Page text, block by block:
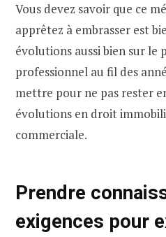
Vous devez savoir que ce
apprêtez à embrasser est
évolutions aussi bien sur le
professionnel au fil des
mettre pour ne pas rester
évolutions en droit
commerciale.
Prendre
exigences pour